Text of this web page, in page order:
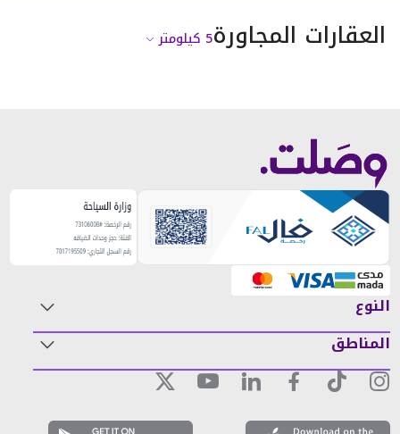
العقارات المجاورة5 كيلومتر
النوع
المناطق